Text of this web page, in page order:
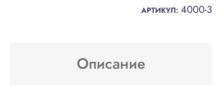
АРТИКУЛ: 4000-3
Описание